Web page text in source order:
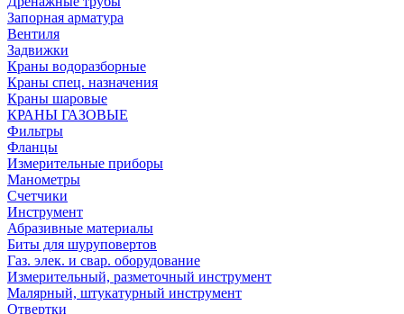
Запорная арматура
Вентиля
Задвижки
Краны водоразборные
Краны спец. назначения
Краны шаровые
КРАНЫ ГАЗОВЫЕ
Фильтры
Фланцы
Измерительные приборы
Манометры
Счетчики
Инструмент
Абразивные материалы
Биты для шуруповертов
Газ. элек. и свар. оборудование
Измерительный, разметочный инструмент
Малярный, штукатурный инструмент
Отвертки